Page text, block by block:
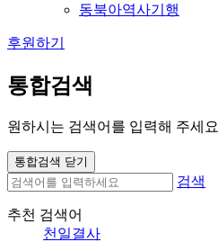
동북아역사기행
후원하기
통합검색
원하시는 검색어를 입력해 주세요
통합검색 닫기
검색
추천 검색어
천일결사